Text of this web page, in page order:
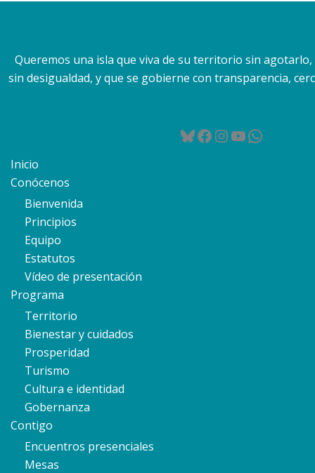
Queremos una isla que viva de su territorio sin
sin desigualdad, y que se gobierne con transparencia,
Bluesky
Facebook
Instagram
YouTube
Inicio
Conócenos
Bienvenida
Principios
Equipo
Estatutos
Vídeo de presentación
Programa
Territorio
Bienestar y cuidados
Prosperidad
Turismo
Cultura e identidad
Gobernanza
Contigo
Encuentros presenciales
Mesas